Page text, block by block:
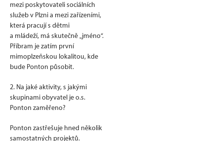
mezi poskytovateli sociálních
služeb v Plzni a mezi zařízeními,
která pracují s dětmi
a mládeží, má skutečně „jméno“.
Příbram je zatím první
mimoplzeňskou lokalitou, kde
bude Ponton působit.
2. Na jaké aktivity, s jakými
skupinami obyvatel je o.s.
Ponton zaměřeno?
Ponton zastřešuje hned několik
samostatných projektů.